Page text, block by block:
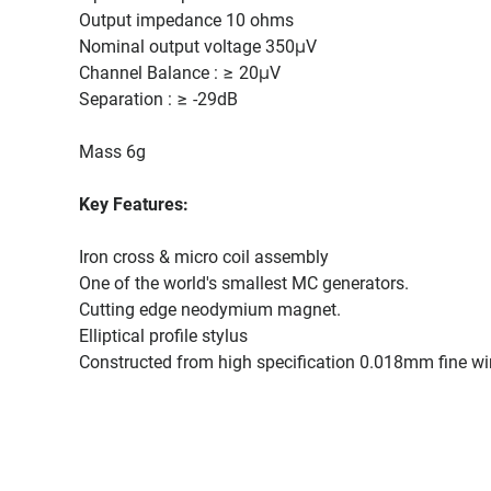
Output impedance 10 ohms
Nominal output voltage 350μV
Channel Balance : ≥ 20μV
Separation : ≥ -29dB
Mass 6g
Key Features:
Iron cross & micro coil assembly
One of the world's smallest MC generators.
Cutting edge neodymium magnet.
Elliptical profile stylus
Constructed from high specification 0.018mm fine